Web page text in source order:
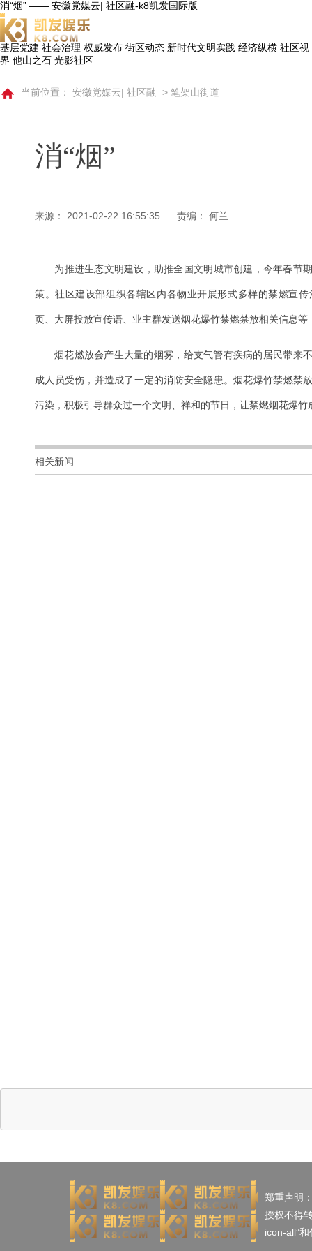
消“烟” —— 安徽党媒云| 社区融-k8凯发国际版
基层党建 社会治理 权威发布 街区动态 新时代文明实践 经济纵横 社区视
界 他山之石 光影社区
当前位置： 安徽党媒云| 社区融 > 笔架山街道
消“烟”
来源： 2021-02-22 16:55:35 责编： 何兰
为推进生态文明建设，助推全国文明城市创建，今年春节
策。社区建设部组织各辖区内各物业开展形式多样的禁燃宣
页、大屏投放宣传语、业主群发送烟花爆竹禁燃禁放相关信息
烟花燃放会产生大量的烟雾，给支气管有疾病的居民带来
成人员受伤，并造成了一定的消防安全隐患。烟花爆竹禁燃禁
污染，积极引导群众过一个文明、祥和的节日，让禁燃烟花爆
相关新闻
郑重声明
授权不得
icon-all”